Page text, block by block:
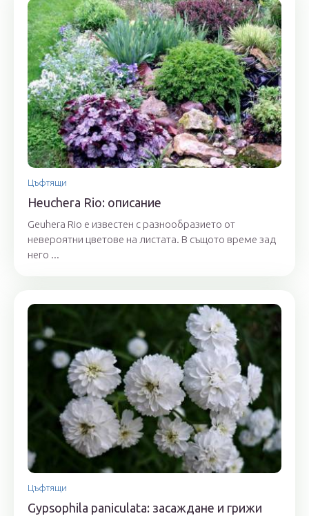
Цъфтящи
Heuchera Rio: описание
Geuhera Rio е известен с разнообразието от
невероятни цветове на листата. В същото време зад
него ...
Цъфтящи
Gypsophila paniculata: засаждане и грижи